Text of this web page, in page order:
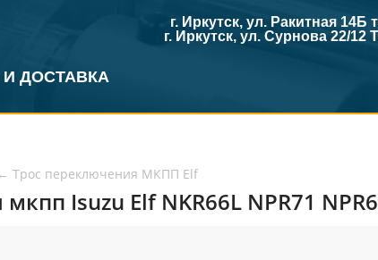
ДОСТАВКА
г. Иркутск, ул. Ракитная 14Б
г. Иркутск, ул. Сурнова 22/12
← Трос переключения МКПП Elf
Isuzu Elf NKR66L NPR71